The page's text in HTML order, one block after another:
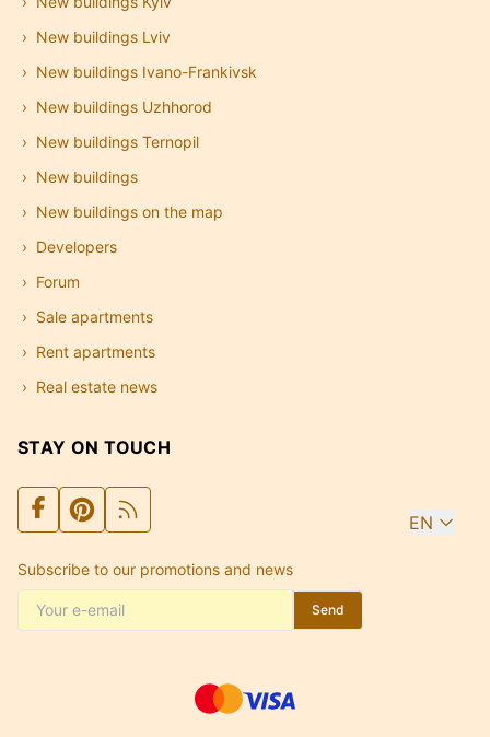
New buildings Lviv
New buildings Ivano-Frankivsk
New buildings Uzhhorod
New buildings Ternopil
New buildings
New buildings on the map
Developers
Forum
Sale apartments
Rent apartments
Real estate news
STAY ON TOUCH
EN
Subscribe to our promotions and news
Send